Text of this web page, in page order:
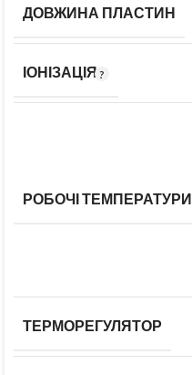
ДОВЖИНА ПЛАСТИН
ІОНІЗАЦІЯ
РОБОЧІ ТЕМПЕРАТУРИ
ТЕРМОРЕГУЛЯТОР